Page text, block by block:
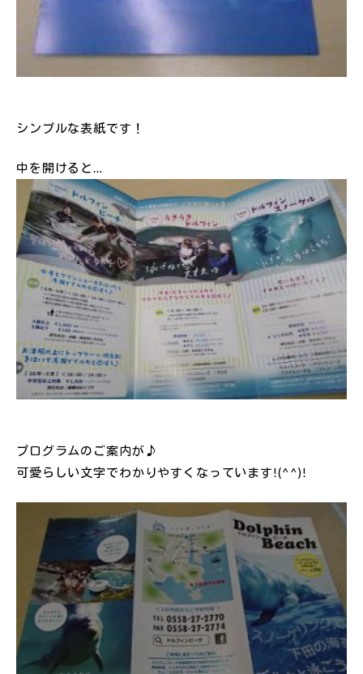
シンプルな表紙です！
中を開けると…
プログラムのご案内が♪
可愛らしい文字でわかりやすくなっています!(^^)!